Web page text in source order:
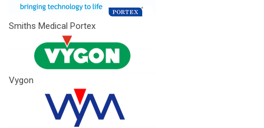
Smiths Medical Portex
Vygon